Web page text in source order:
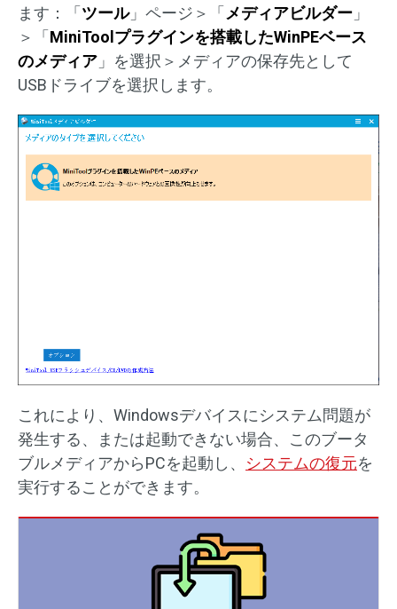
ます：「 ツール」ページ＞「 メディアビルダー 」
＞「 MiniToolプラグインを搭載したWinPEベース
のメディア 」を選択＞メディアの保存先として
USBドライブを選択します。
これにより、Windowsデバイスにシステム問題が
発生する、または起動できない場合、このブータ
ブルメディアからPCを起動し、 システムの復元を
実行することができます。